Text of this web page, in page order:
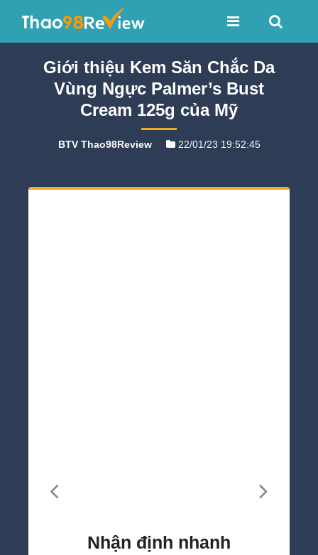
Giới thiệu Kem Săn Chắc Da
Vùng Ngực Palmer’s Bust
Cream 125g của Mỹ
BTV Thao98Review 22/01/23 19:52:45
Nhận định nhanh